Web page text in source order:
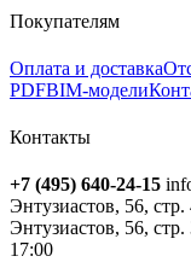
Покупателям
Оплата и доставка
PDFBIM-модели
Контакты
+7 (495) 640-24-15
Энтузиастов, 56,
Энтузиастов, 56,
17:00